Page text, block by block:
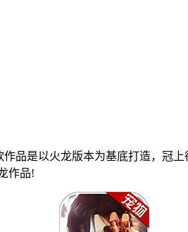
品是以火龙版本为基底打造，冠
作品!